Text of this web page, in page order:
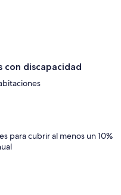
con discapacidad
para cubrir al menos un 10%